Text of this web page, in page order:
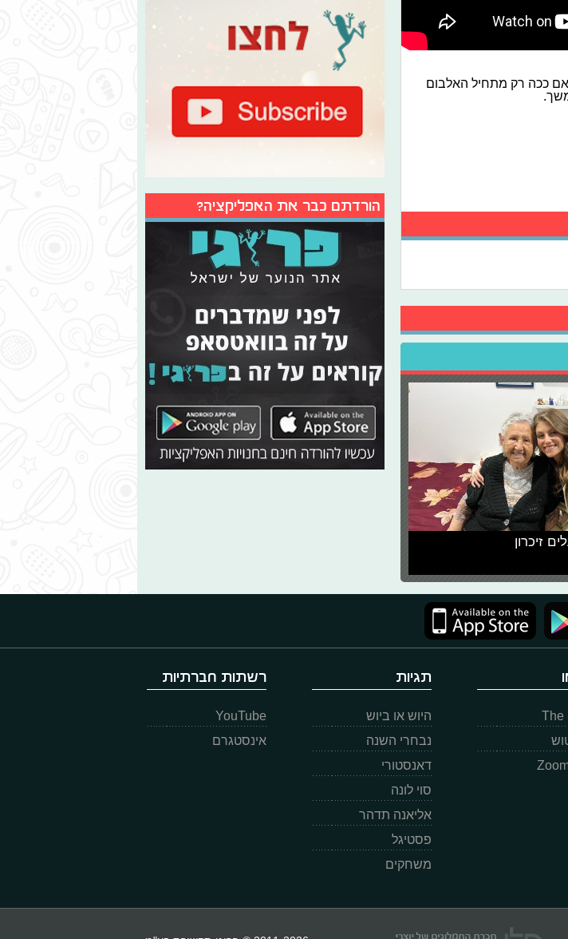
ככה רק מתחיל האלבום
זיכרון
הורדתם כבר את האפליקציה?
The
תגיות
היוש או ביוש
נבחרי השנה
דאנסטורי
סוי לונה
אליאנה תדהר
פסטיגל
משחקים
רשתות חברתיות
YouTube
אינסטגרם